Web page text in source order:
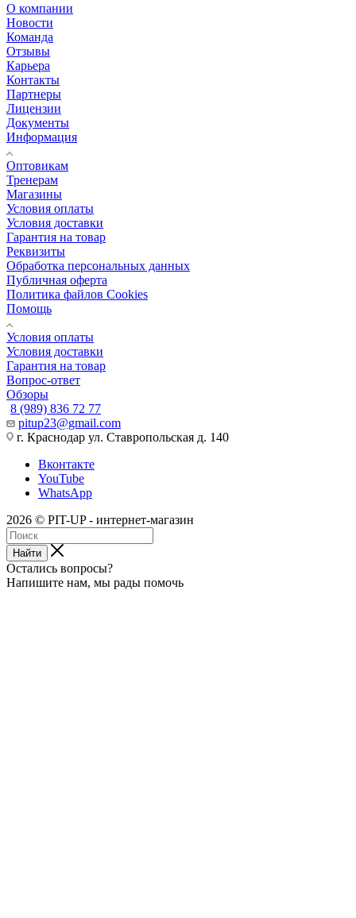
О компании
Новости
Команда
Отзывы
Карьера
Контакты
Партнеры
Лицензии
Документы
Информация
Оптовикам
Тренерам
Магазины
Условия оплаты
Условия доставки
Гарантия на товар
Реквизиты
Обработка персональных данных
Публичная оферта
Политика файлов Cookies
Помощь
Условия оплаты
Условия доставки
Гарантия на товар
Вопрос-ответ
Обзоры
8 (989) 836 72 77
pitup23@gmail.com
г. Краснодар ул. Ставропольская д. 140
Вконтакте
YouTube
WhatsApp
2026 © PIT-UP - интернет-магазин
Найти
Остались вопросы?
Напишите нам, мы рады помочь